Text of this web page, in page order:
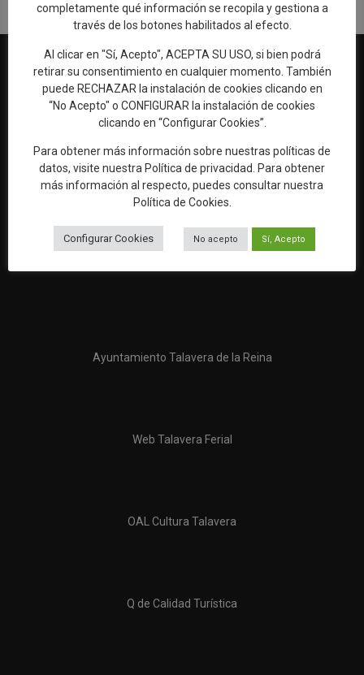
Web oficial de Turismo del Excmo. Ayuntamiento de Talavera de
Ronda del Cañillo, s/n
45600 Talavera de la Reina (Toledo)
Teléfono:925 82 63 22
Ayuntamiento Talavera de la Reina
Web Talavera Ferial
OAL Cultura Talavera
Q de Calidad Turística
completamente qué información se recopila y gestiona a
través de los botones habilitados al efecto.
Al clicar en "Sí, Acepto", ACEPTA SU USO, si bien podrá
retirar su consentimiento en cualquier momento. También
puede RECHAZAR la instalación de cookies clicando en
“No Acepto" o CONFIGURAR la instalación de cookies
clicando en “Configurar Cookies”.
Para obtener más información sobre nuestras políticas de
datos, visite nuestra Política de privacidad. Para obtener
más información al respecto, puedes consultar nuestra
Política de Cookies.
Configurar Cookies No acepto Sí, Acepto